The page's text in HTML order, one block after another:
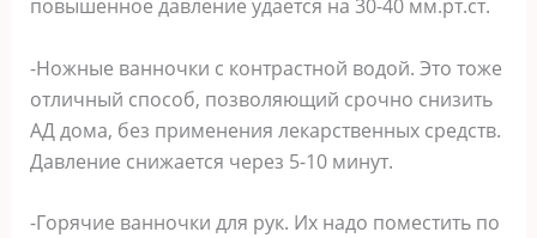
повышенное давление удается на 30-40 мм.рт.ст.
-Ножные ванночки с контрастной водой. Это тоже
отличный способ, позволяющий срочно снизить
АД дома, без применения лекарственных средств.
Давление снижается через 5-10 минут.
-Горячие ванночки для рук. Их надо поместить по